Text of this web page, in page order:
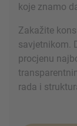
koje znamo
Zakažite
savjetnikom.
procjenu
rada i